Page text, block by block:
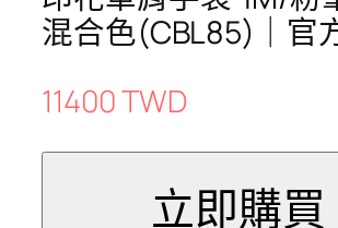
混合色(CBL85)｜官
11400 TWD